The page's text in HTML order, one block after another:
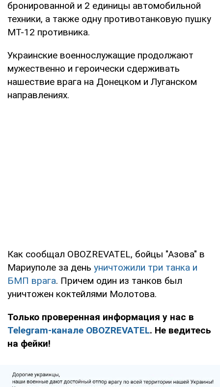
бронированной и 2 единицы автомобильной
техники, а также одну противотанковую пушку
МТ-12 противника.
Украинские военнослужащие продолжают
мужественно и героически сдерживать
нашествие врага на Донецком и Луганском
направлениях.
Как сообщал OBOZREVATEL, бойцы "Азова" в
Мариуполе за день уничтожили три танка и
БМП врага. Причем один из танков был
уничтожен коктейлями Молотова.
Только проверенная информация у нас в
Telegram-канале OBOZREVATEL. Не ведитесь
на фейки!